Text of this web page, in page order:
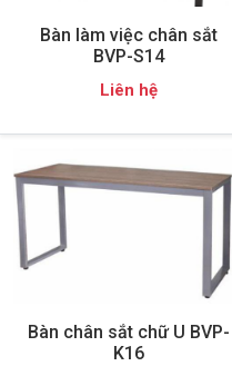
Bàn làm việc chân sắt
BVP-S14
Liên hệ
Bàn chân sắt chữ U BVP-
K16